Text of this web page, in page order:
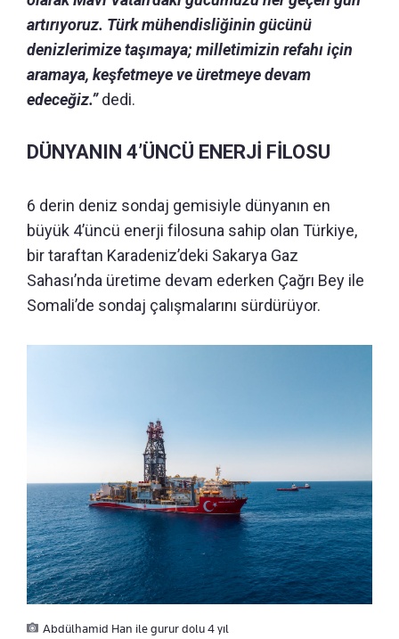
artırıyoruz. Türk mühendisliğinin gücünü
denizlerimize taşımaya; milletimizin refahı için
aramaya, keşfetmeye ve üretmeye devam
edeceğiz.”dedi.
DÜNYANIN 4’ÜNCÜ ENERJİ FİLOSU
6 derin deniz sondaj gemisiyle dünyanın en
büyük 4’üncü enerji filosuna sahip olan Türkiye,
bir taraftan Karadeniz’deki Sakarya Gaz
Sahası’nda üretime devam ederken Çağrı Bey ile
Somali’de sondaj çalışmalarını sürdürüyor.
Abdülhamid Han ile gurur dolu 4 yıl